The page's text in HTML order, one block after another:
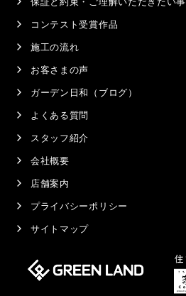
コンテスト受賞作品
施工の流れ
お客さまの声
ガーデン日和（ブログ）
よくある質問
スタッフ紹介
会社概要
店舗案内
プライバシーポリシー
サイトマップ